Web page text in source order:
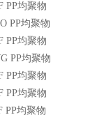
PP均聚物
PP均聚物
PP均聚物
PP均聚物
PP均聚物
PP均聚物
PP均聚物